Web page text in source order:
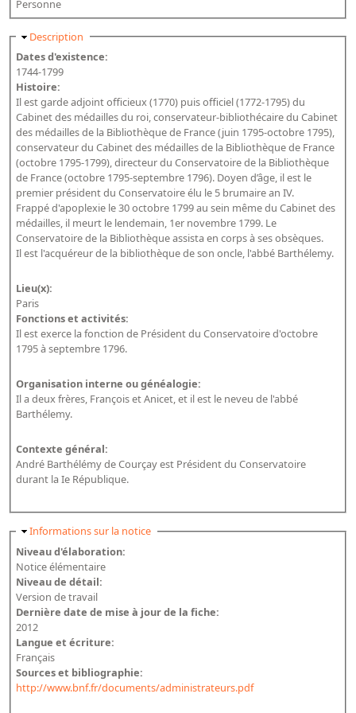
Bibliographie historique de la Bibliothèque nationale de
Dictionnaire de la BnF
Dictionnaire BnF : recherche avancée
Dictionnaire BnF : index
Dictionnaire des fonds spéciaux et des principales collections et
provenances
Recherche de fonds, collections et provenances
L'histoire de la BnF en objets
Explorer
Organigrammes de la bibliothèque
Rapports d'activité de la Bibliothèque
Répertoire
Répertoire des catalogues d'expositions
Répertoire des catalogues
Répertoire des manuscrits du XXe siècle
Publications
Guides des sources publiés
Ouvrages et documents sur la BnF numérisés dans Gallica
Revue de la Bibliothèque nationale de France
Directeurs de la Bibliothèque nationale du XIVe siècle à nos jours
Listes et biographies des directeurs de départements
Implantations de la Bibliothèque nationale de France
Le fil de l'histoire (frise chonologique)
La Bibliothèque nationale de France à livre ouvert
Richelieu, Bibliothèques - Musée - Galeries
Personne
Masquer
Description
Dates d'existence:
1744-1799
Histoire:
Il est garde adjoint officieux (1770) puis officiel (1772-1795) du
Cabinet des médailles du roi, conservateur-bibliothécaire du Cabinet
des médailles de la Bibliothèque de France (juin 1795-octobre 1795),
conservateur du Cabinet des médailles de la Bibliothèque de France
(octobre 1795-1799), directeur du Conservatoire de la Bibliothèque
de France (octobre 1795-septembre 1796). Doyen d’âge, il est le
premier président du Conservatoire élu le 5 brumaire an IV.
Frappé d'apoplexie le 30 octobre 1799 au sein même du Cabinet des
médailles, il meurt le lendemain, 1er novembre 1799. Le
Conservatoire de la Bibliothèque assista en corps à ses obsèques.
Il est l'acquéreur de la bibliothèque de son oncle, l'abbé Barthélemy.
Lieu(x):
Paris
Fonctions et activités:
Il est exerce la fonction de Président du Conservatoire d'octobre
1795 à septembre 1796.
Organisation interne ou généalogie:
Il a deux frères, François et Anicet, et il est le neveu de l'abbé
Barthélemy.
Contexte général:
André Barthélémy de Courçay est Président du Conservatoire
durant la Ie République.
Masquer
Informations sur la notice
Niveau d'élaboration:
Notice élémentaire
Niveau de détail:
Version de travail
Dernière date de mise à jour de la fiche:
2012
Langue et écriture:
Français
Sources et bibliographie:
http://www.bnf.fr/documents/administrateurs.pdf